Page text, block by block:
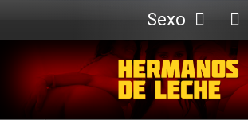
Sexo
Webcam